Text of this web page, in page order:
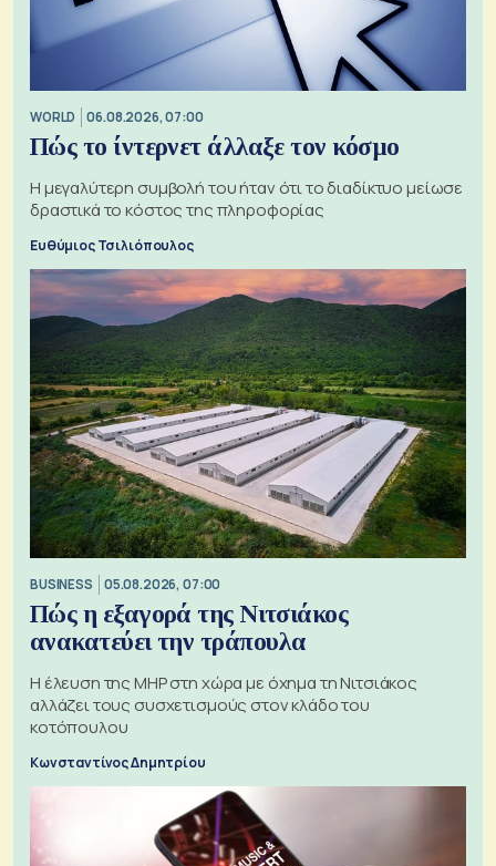
WORLD 06.08.2026, 07:00
Πώς το ίντερνετ άλλαξε τον κόσμο
Η μεγαλύτερη συμβολή του ήταν ότι το διαδίκτυο μείωσε
δραστικά το κόστος της πληροφορίας
Ευθύμιος Τσιλιόπουλος
BUSINESS 05.08.2026, 07:00
Πώς η εξαγορά της Νιτσιάκος
ανακατεύει την τράπουλα
H έλευση της MHP στη χώρα με όχημα τη Νιτσιάκος
αλλάζει τους συσχετισμούς στον κλάδο του
κοτόπουλου
Κωνσταντίνος Δημητρίου